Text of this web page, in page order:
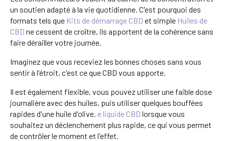
un soutien adapté à la vie quotidienne. C'est pourquoi des
formats tels que Kits de démarrage CBD et simple Huiles de
CBD ne cessent de croître, ils apportent de la cohérence sans
faire dérailler votre journée.
Imaginez que vous receviez les bonnes choses sans vous
sentir à l'étroit, c'est ce que CBD vous apporte.
Il est également flexible, vous pouvez utiliser une faible dose
journalière avec des huiles, puis utiliser quelques bouffées
rapides d'une huile d'olive. e liquide CBD lorsque vous
souhaitez un déclenchement plus rapide, ce qui vous permet
de contrôler le moment et l'effet.